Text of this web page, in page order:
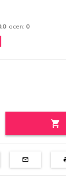
ocen: 0